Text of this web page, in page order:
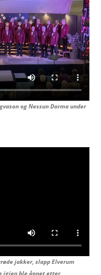
ogNessun Dorma under
jakker, slapp Elverum
igjen ble åpnet etter